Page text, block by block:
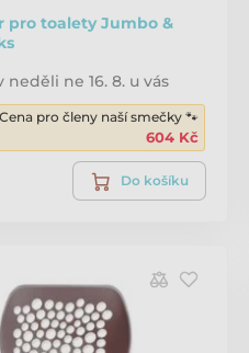
pro toalety Jumbo &
neděli ne 16. 8. u vás
pro členy naší smečky 🐾
604 Kč
Do košíku